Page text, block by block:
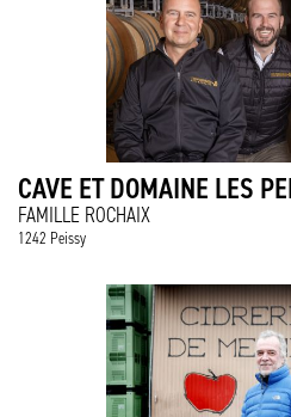
CAVE ET DOMAINE LES
FAMILLE ROCHAIX
1242 Peissy